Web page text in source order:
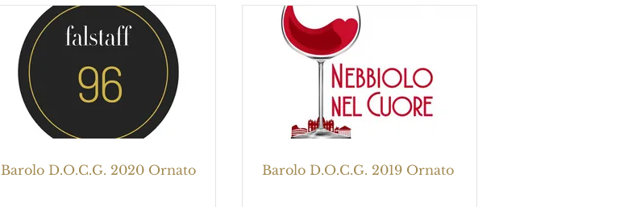
Barolo D.O.C.G. 2020 Ornato Barolo D.O.C.G. 2019 Ornato